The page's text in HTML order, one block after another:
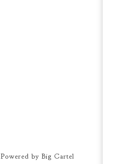
Powered by Big Cartel